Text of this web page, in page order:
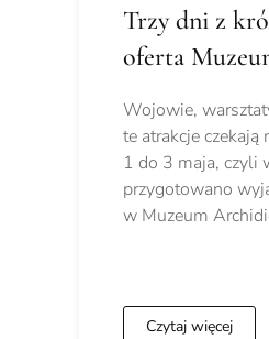
Trzy dni z
oferta
Wojowie,
te atrakcje
1 do 3 maja, czyli
przygotowano
w Muzeum
Czytaj więcej